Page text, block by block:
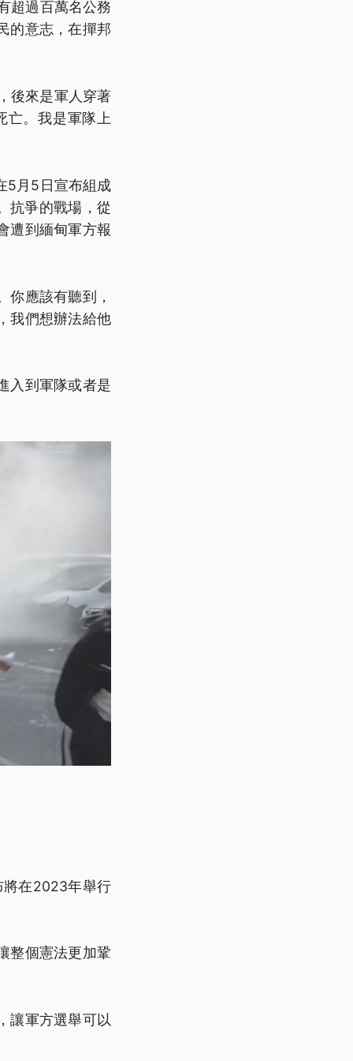
超過百萬名公務
的意志，在撣邦
後來是軍人穿著
亡。我是軍隊上
5月5日宣布組成
抗爭的戰場，從
遭到緬甸軍方報
你應該有聽到，
我們想辦法給他
入到軍隊或者是
將在2023年舉行
整個憲法更加鞏
讓軍方選舉可以